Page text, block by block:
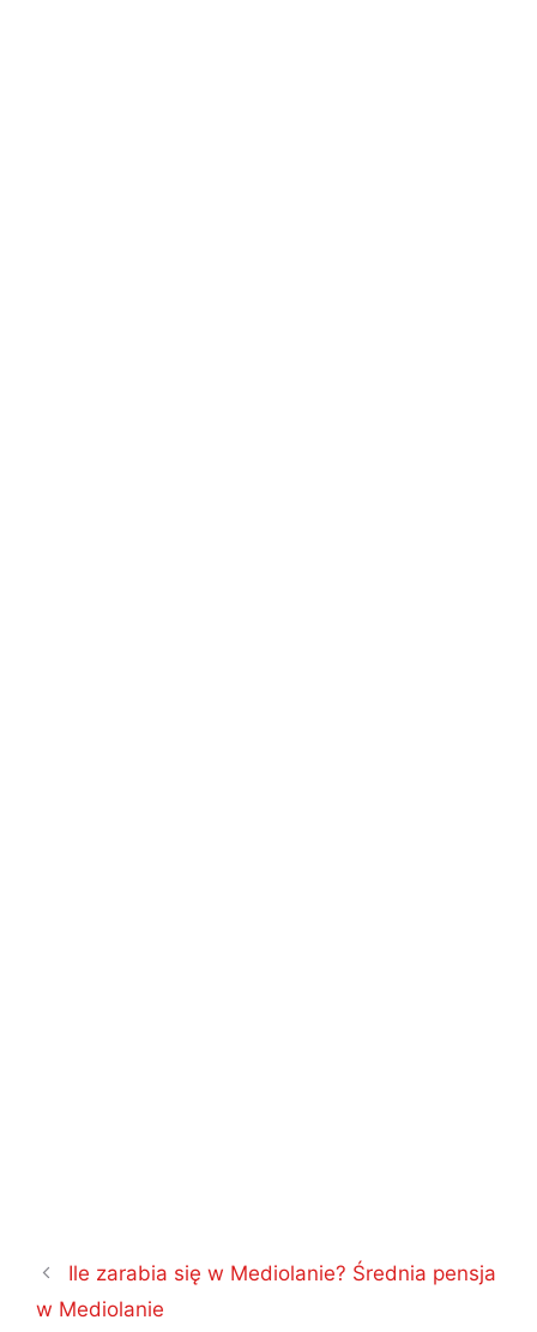
Nawigacja
wpisu
Ile zarabia się w Mediolanie? Średnia pensja
w Mediolanie